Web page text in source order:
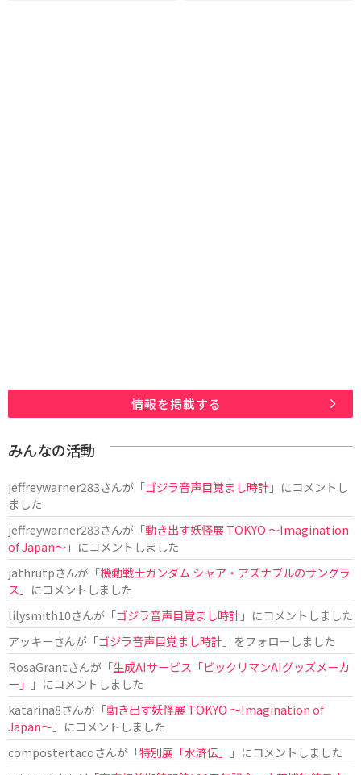
情報を掲載する
みんなの活動
jeffreywarner283さんが「ゴジラ音声目覚まし時計」にコメントし
ました
jeffreywarner283さんが「動き出す妖怪展 TOKYO 〜Imagination
of Japan〜」にコメントしました
jathrutpさんが「機動戦士ガンダム シャア・アズナブルのサングラ
ス 」にコメントしました
lilysmith10さんが「ゴジラ音声目覚まし時計」にコメントしました
アッキーさんが「ゴジラ音声目覚まし時計」をフォローしました
RosaGrantさんが「生成AIサービス「ビックリマンAIグッズメーカ
ー」
」にコメントしました
katarina8さんが「動き出す妖怪展 TOKYO 〜Imagination of
Japan〜」にコメントしました
compostertacoさんが「特別展「水滸伝」
」にコメントしました